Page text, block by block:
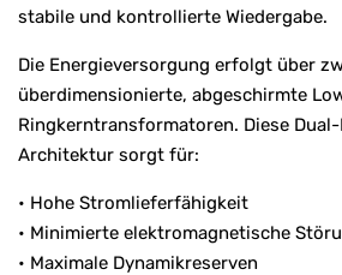
stabile und kontrollierte Wiedergabe.
Die Energieversorgung erfolgt über
überdimensionierte, abgeschirmte
Ringkerntransformatoren. Diese
Architektur sorgt für:
• Hohe Stromlieferfähigkeit
• Minimierte elektromagnetische
• Maximale Dynamikreserven